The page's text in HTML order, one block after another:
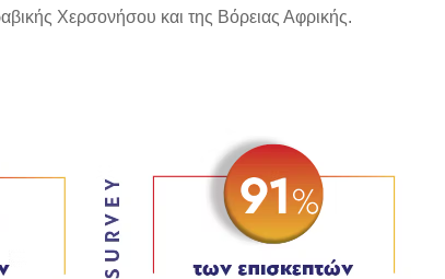
Χερσονήσου και της Βόρειας Αφρικής.